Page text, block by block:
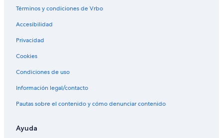
Términos y condiciones de Vrbo
Accesibilidad
Privacidad
Cookies
Condiciones de uso
Información legal/contacto
Pautas sobre el contenido y cómo denunciar contenido
Ayuda